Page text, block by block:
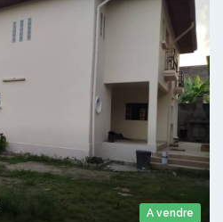
A vendre